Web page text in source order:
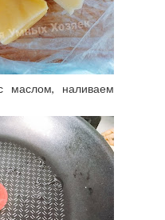
маслом, наливаем